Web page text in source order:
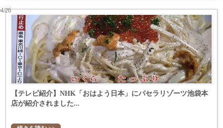
【テレビ紹介】NHK「おはよう日本」にパセラリゾーツ池袋本
店が紹介されました...
26